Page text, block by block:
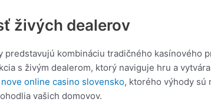
živých dealerov
predstavujú kombináciu tradičného kasínového
s živým dealerom, ktorý naviguje hru a
nove online casino slovensko, ktorého výhody sú
vašich domovov.